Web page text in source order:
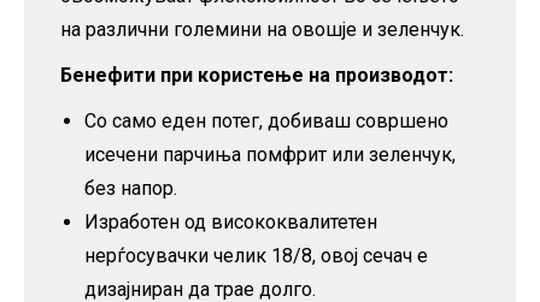
на различни големини на овошје и зеленчук.
Бенефити при користење на производот:
Со само еден потег, добиваш совршено
исечени парчиња помфрит или зеленчук,
без напор.
Изработен од висококвалитетен
нерѓосувачки челик 18/8, овој сечач е
дизајниран да трае долго.